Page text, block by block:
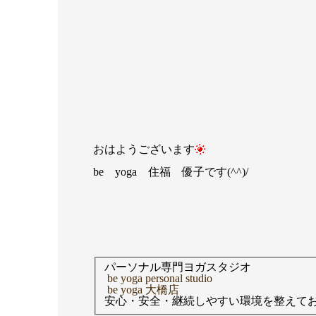
おはようございます
be yoga 住福 優子です(^^)/
パーソナル専門ヨガスタジオ
be yoga personal studio
be yoga 大橋店
安心・安全・継続しやすい環境を整えて